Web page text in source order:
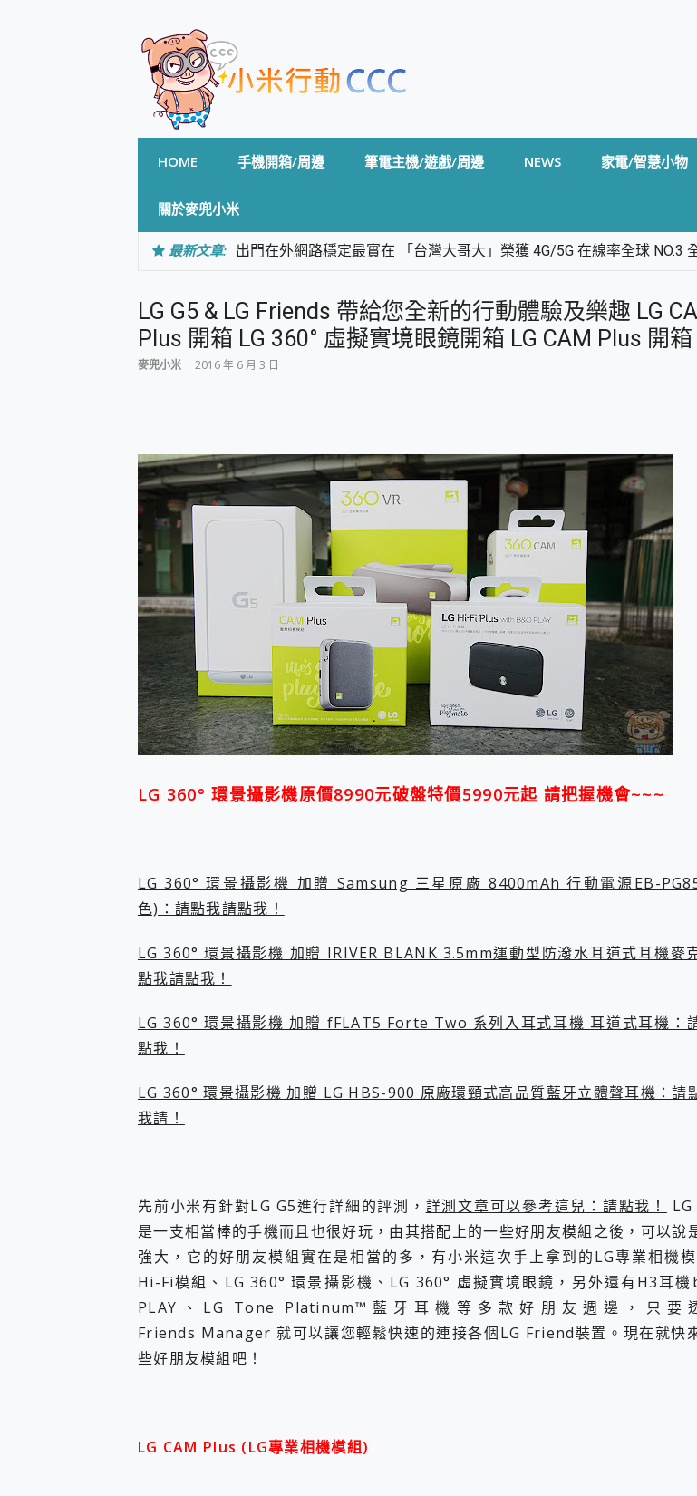
HOME 手機開箱/周邊 筆電主機/遊戲/周邊 NEWS 家電/智慧小物
關於麥兜小米
最新文章: 出門在外網路穩定最實在 「台灣大哥大」榮獲 4G/5G 在線率全球 NO.3
專為 PC上的 XBOX和掌機設計的 FireCuda X1070 SSD 固態硬碟開箱 評
台灣製攝影機在這裡，100%全無線設計 SpotCam Solo Eco 太陽能防
測
電力超超超持久 MSI 微星 Prestige 14 AI+ D3MG-031TW 14吋 開箱評價
美到讓人超想擁有 moto pad 60 系列 與 Moto | Swarovski razr 60 冰藍
好用的 EaseUS Partition Master 讓您輕鬆的移除與格式化有防寫保護的
一鍵修復模糊影片、舊照的 AI 好幫手! VideoProc Converter AI 新版全解
小朋友才做選擇 投影機 RGB藍牙音響 氛圍情境燈 我通通都要！
式生活新體驗
外型超吸晴~ 給您絕佳操控體驗 GravaStar Mercury K1 系列 異星機械鍵
開箱~變身「蜘蛛人」椅子軍師！MSI MPG 491CQP QD-OLED 超寬曲
iPhone 17 系列 有認證的防護來囉！ imos 首家導入 UL MCV 行銷宣告
DJI Osmo Pocket 3 爽爽帶回家 歡慶 EaseUS 21 週年到來，「Slogan
小巧好吸不擋鏡頭 有Qi2認證的 ONPRO MagReact MXs2 5000mAh薄
會走動的冷暖氣 SONY REON POCKET PRO 穿戴式智慧冷暖調溫裝置 開
寶可夢飛人外掛iToolab AnyGo全新升級，GO Fest 五折優惠嗨翻天！支
百倍變焦實測~ vivo X200 Pro 與 S25 Ultra 誰能滿足全場景拍攝需求？
超好用的 PLAUD NotePin AI 智慧錄音膠囊~ 您的AI 秘書已上線 每月免
COMPUTEX 2025 來囉！AGI亞奇雷 AI・Gaming・創作儲存方案登場，
自帶線的 有線無線都能充 ONPRO MagReact M5 10000mAh 5合1 磁吸
飛利浦 JS7310 ⚡【電急便｜行動儲能救車電源】 可靠的旅行夥伴！帶
是螢幕也是電視! 一機超多用途「MSI微星 Modern MD272UPSW 27型
iPhone、Apple Watch、AirPods耳機 三個設備充電一起搞定 ONPRO
動靜皆宜「HUAWEI FreeArc」開放式耳掛耳機，無感配戴! 超穩超服貼
好玩好拍 vivo V50 ~ 口袋裡的 Zeiss 潮流攝影棚!
給 MSI Claw 系列電競掌機 最完美的家 MSI Nest Docking Station 掌機專
EaseUS Vocal Remover 免費線上去聲器一鍵去除人聲 人聲 音樂分離
3 個超值 MHN 飛人工具分享~~ iToolab AnyGo 魔物獵人 Now飛人 ios
小體積 40000mAh 超大容量 一次充5個設備 充好充滿 CUKTECH 酷態科
97.3% 恢復率，資料救援就是這麼簡單 EaseUS Data Recovery Wizard
Xiaomi 14 Ultra 開箱 評測~ 有深度的 Leica 影像旗艦手機! 加碼小旗艦
人像旗艦 vivo V30 系列 開箱 評測! 首搭蔡司光學鏡頭、攝影棚級柔光環
多個願望一次滿足 超強散熱 微星 MSI Claw A1M-026TW 電競掌機 開箱
一吸完美對位 擁有超強吸力與超好用的隱磁支架 O-ONE MAG 最會吸的
Motorola edge 70 pro 及 moto g37 power上市，登錄在送飛利浦氣炸鍋
近八千元的 Soundcore Liberty 5 Pro Max，有螢幕的耳機會是智商稅嗎?
ASUS Pad 全面應援 Me Time，加碼愛奇藝黃金雙周卡體驗，專案價最低
榮耀 HONOR 600 Pro x MOLLY Limited Edition 限量版開賣，攜手味全
LG G5 & LG Friends 帶給您全新的行動體驗及樂趣 LG
Plus 開箱 LG 360° 虛擬實境眼鏡開箱 LG CAM Plus 開箱
麥兜小米 2016 年 6 月 3 日
LG 360° 環景攝影機原價8990元破盤特價5990元起 請把握機會~~~
LG 360° 環景攝影機 加贈 Samsung 三星原廠 8400mAh 行動電源EB-
色)：請點我請點我！
LG 360° 環景攝影機 加贈 IRIVER BLANK 3.5mm運動型防潑水耳道式耳機麥
點我請點我！
LG 360° 環景攝影機 加贈 fFLAT5 Forte Two 系列入耳式耳機 耳道式耳機：
點我！
LG 360° 環景攝影機 加贈 LG HBS-900 原廠環頸式高品質藍牙立體聲耳機：請
我請！
先前小米有針對LG G5進行詳細的評測， 詳測文章可以參考這兒：請點我！
是一支相當棒的手機而且也很好玩，由其搭配上的一些好朋友模組之後，可以說
強大，它的好朋友模組實在是相當的多，有小米這次手上拿到的LG專業相機
Hi-Fi模組、LG 360° 環景攝影機、LG 360° 虛擬實境眼鏡，另外還有H3耳機
PLAY、LG Tone Platinum™藍牙耳機等多款好朋友週邊，只要
Friends Manager 就可以讓您輕鬆快速的連接各個LG Friend裝置。現在就快
些好朋友模組吧！
LG CAM Plus (LG專業相機模組)